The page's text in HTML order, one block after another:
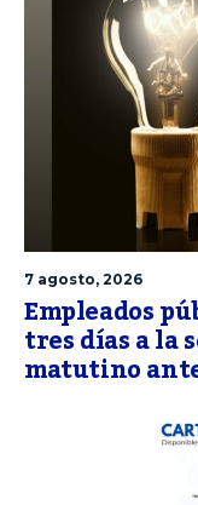
7 agosto, 2026
Empleados
tres días a la
matutino